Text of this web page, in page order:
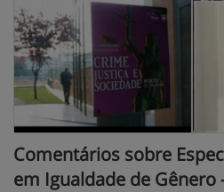
Comentários sobre
em Igualdade de Gênero